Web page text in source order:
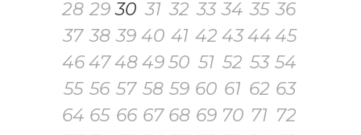
28 29 30 31 32 33 34 35 36
37 38 39 40 41 42 434445
46 474849 50 51 52 53 54
55 56 57 58 59 60 61 62 63
64 65 66 67 68 69 70 71 72